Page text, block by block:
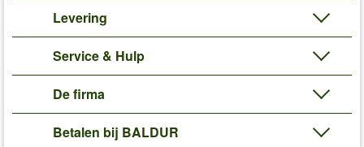
Levering
Service & Hulp
De firma
Betalen bij BALDUR